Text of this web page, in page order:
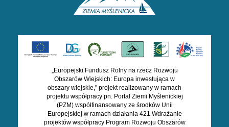
„Europejski Fundusz Rolny na rzecz Rozwoju
Obszarów Wiejskich: Europa inwestująca w
obszary wiejskie," projekt realizowany w ramach
projektu współpracy pn. Portal Ziemi Myślenickiej
(PZM) współfinansowany ze środków Unii
Europejskiej w ramach działania 421 Wdrażanie
projektów współpracy Program Rozwoju Obszarów